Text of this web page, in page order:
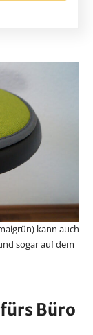
kann auch
sogar auf dem
Büro